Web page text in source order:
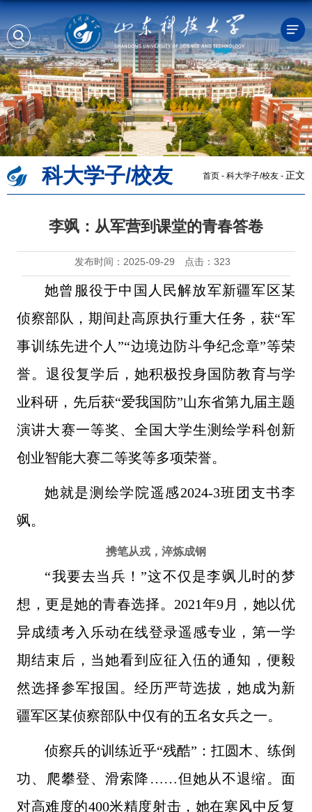
科大学子/校友 首页 - 科大学子/校友 - 正文
李飒：从军营到课堂的青春答卷
发布时间：2025-09-29 点击： 323
她曾服役于中国人民解放军新疆军区某
侦察部队，期间赴高原执行重大任务，获“军
事训练先进个人”“边境边防斗争纪念章”等荣
誉。退役复学后，她积极投身国防教育与学
业科研，先后获“爱我国防”山东省第九届主题
演讲大赛一等奖、全国大学生测绘学科创新
创业智能大赛二等奖等多项荣誉。
她就是测绘学院遥感2024-3班团支书李
飒。
携笔从戎，淬炼成钢
“我要去当兵！”这不仅是李飒儿时的梦
想，更是她的青春选择。2021年9月，她以优
异成绩考入乐动在线登录遥感专业，第一学
期结束后，当她看到应征入伍的通知，便毅
然选择参军报国。经历严苛选拔，她成为新
疆军区某侦察部队中仅有的五名女兵之一。
侦察兵的训练近乎“残酷”：扛圆木、练倒
功、爬攀登、滑索降……但她从不退缩。面
对高难度的400米精度射击，她在寒风中反复